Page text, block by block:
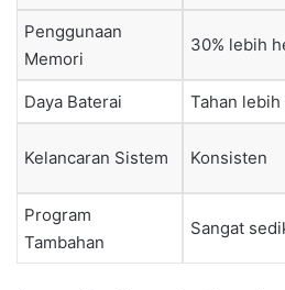
Penggunaan
Memori
30% lebih
Daya Baterai Tahan lebih
Kelancaran Sistem Konsisten
Program
Tambahan
Sangat